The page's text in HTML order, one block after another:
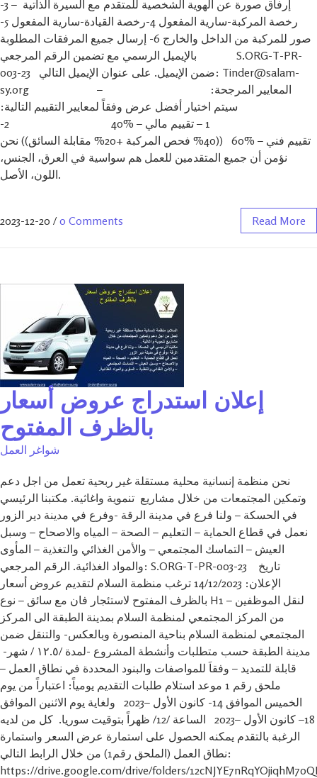
إرفاق صورة عن الهوية الشخصية للمتقدم مع السيرة الذاتية – 3-
رخصة المركبة-سارية المفعول 4-رخصة القيادة-سارية المفعول 5-
صور للمركبة من الداخل والخارج 6- إرسال جميع المرفقات المطلوبة
بالإيميل الرسمي مع تضمين الرقم المرجعي S.ORG-T-PR-
003-23 ضمن الإيميل. على عنوان الإيميل التالي: Tinder@salam-
sy.org المعايير المرجحة: –
سيتم اختيار أفضل عرض وفقاً لمعايير التقييم التالية:
1 – تقييم مالي – %40 2-
تقييم فني – %60 ((40% فحص المركبة +20% مقابلة السائق)) نحن
نؤمن أن جميع المتقدمين للعمل هم سواسية في العرق، الجنس،
اللون، الأصل.
2023-12-20 / 0 Comments Read More
إعلان استدراج عروض أسعار
بالظرف المفتوح
شواغر العمل
نحن منظمة إنسانية محلية مستقلة غير ربحية تعمل من اجل دعم
وتمكين المجتمعات من خلال مشاريع تنموية واغاثية. مكتبنا الرئيسي
في الحسكة – ولنا فرع في مدينة الرقة -وفرع في مدينة دير الزور
نعمل في قطاع الحماية – التعليم – الصحة – المياه والاصحاح – وسبل
العيش – التماسك المجتمعي – والأمن الغذائي والتغذية – المأوى
والمواد الغذائية. الرقم المرجعي: S.ORG-T-PR-003-23 تاريخ
الإعلان: 14/12/2023 ترغب منظمة السلام لتقديم عروض أسعار
بالظرف المفتوح لاستئجار فان مع سائق – نوع H1 – لنقل الموظفين
من المركز المجتمعي لمنظمة السلام بمدينة الطبقة الى المركز
المجتمعي لمنظمة السلام بناحية المنصورة وبالعكس- والتنقل ضمن
مدينة الطبقة حسب متطلبات وأنشطة المشروع -لمدة /١٢.٥ / شهر-
قابلة للتمديد – وفقاَ للمواصفات والبنود المحددة في نطاق العمل –
ملحق رقم 1 موعد استلام طلبات التقديم يومياً: اعتباراً من يوم
الخميس الموافق 14- كانون الأول –2023 ولغاية يوم الاثنين الموافق
18– كانون الأول –2023 الساعة /12/ ظهراً بتوقيت سوريا. كل من لديه
الرغبة بالتقدم يمكنه الحصول على استمارة عرض السعر واستمارة
نطاق العمل (الملحق رقم1) من خلال الرابط التالي:
https://drive.google.com/drive/folders/